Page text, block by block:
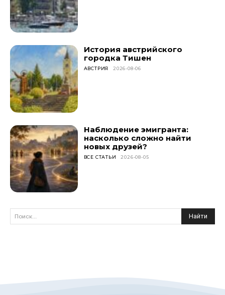
История австрийского
городка Тишен
АВСТРИЯ 2026-08-06
Наблюдение эмигранта:
насколько сложно найти
новых друзей?
ВСЕ СТАТЬИ 2026-08-05
Поиск... Найти